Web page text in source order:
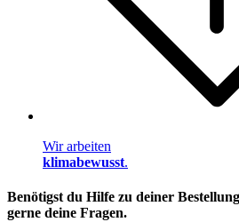
Wir arbeiten
klimabewusst.
Benötigst du Hilfe zu deiner
gerne deine Fragen.